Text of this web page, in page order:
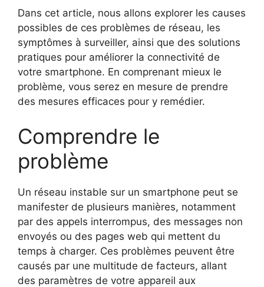
Dans cet article, nous allons explorer les causes
possibles de ces problèmes de réseau, les
symptômes à surveiller, ainsi que des solutions
pratiques pour améliorer la connectivité de
votre smartphone. En comprenant mieux le
problème, vous serez en mesure de prendre
des mesures efficaces pour y remédier.
Comprendre le
problème
Un réseau instable sur un smartphone peut se
manifester de plusieurs manières, notamment
par des appels interrompus, des messages non
envoyés ou des pages web qui mettent du
temps à charger. Ces problèmes peuvent être
causés par une multitude de facteurs, allant
des paramètres de votre appareil aux